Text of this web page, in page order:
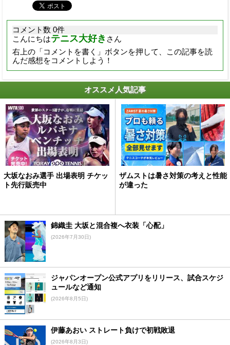
コメント数 0件
こんにちはテニス大好き さん
右上の「コメントを書く」ボタンを押して、この記事を読
んだ感想をコメントしよう！
オススメ人気記事
大坂なおみ選手 出場表明 チケッ
ト先行販売中
ザムストは暑さ対策の考えと性能
が違った
錦織圭 大坂と混合複へ衣装「心配」
(2026年7月30日)
ジャパンオープン公式アプリをリリース、試合スケジ
ュールなど通知
(2026年8月5日)
伊藤あおい ストレート負けで初戦敗退
(2026年8月3日)